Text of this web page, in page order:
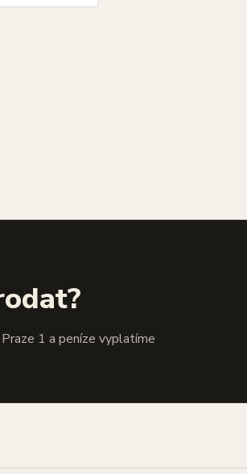
1 a peníze vyplatíme